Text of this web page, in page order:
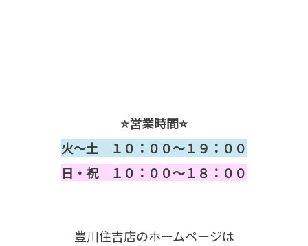
⭐営業時間⭐
火～土 １０：００～１９：００
日・祝 １０：００～１８：００
豊川住吉店のホームページは